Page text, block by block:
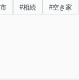
#相続 #空き家